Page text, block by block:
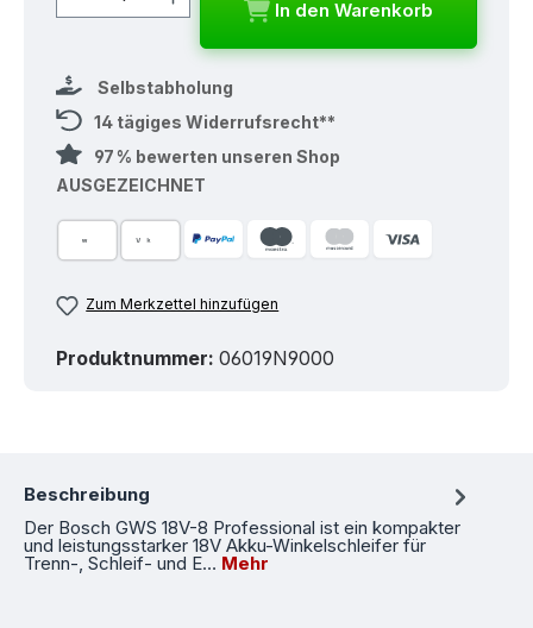
In den Warenkorb
Selbstabholung
14 tägiges Widerrufsrecht**
97 % bewerten unseren Shop
AUSGEZEICHNET
Zum Merkzettel hinzufügen
Produktnummer: 06019N9000
Beschreibung
Der Bosch GWS 18V-8 Professional ist ein kompakter
und leistungsstarker 18V Akku-Winkelschleifer für
Trenn-, Schleif- und E… Mehr